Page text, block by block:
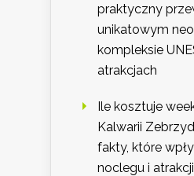
praktyczny
unikatowym
kompleksie
atrakcjach
Ile kosztuje
Kalwarii
fakty, które
noclegu i atrakcji